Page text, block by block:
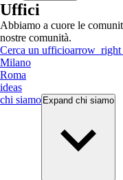
Uffici
Abbiamo a cuore le
nostre comunità.
Cerca un ufficio
Milano
Roma
ideas
chi siamo Expand chi siamo